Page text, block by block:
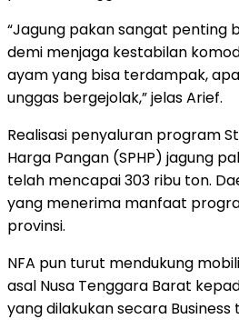
“Jagung pakan sangat penting
demi menjaga kestabilan
ayam yang bisa terdampak,
unggas bergejolak,” jelas Arief.
Realisasi penyaluran program
Harga Pangan (SPHP) jagung
telah mencapai 303 ribu ton.
yang menerima manfaat
provinsi.
NFA pun turut mendukung
asal Nusa Tenggara Barat
yang dilakukan secara Business